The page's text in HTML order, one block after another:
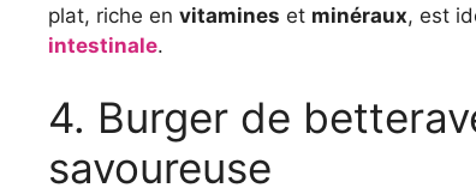
plat, riche en vitamines et minéraux, est
intestinale.
4. Burger de
savoureuse